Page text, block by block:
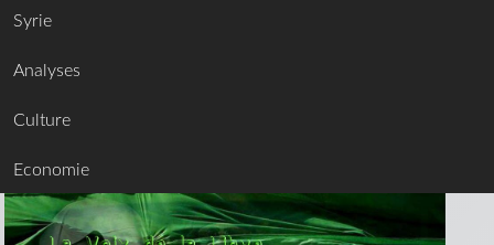
Syrie
Analyses
Culture
Economie